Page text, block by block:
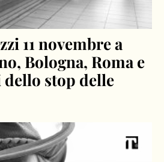
11 novembre a
Bologna, Roma e
stop delle